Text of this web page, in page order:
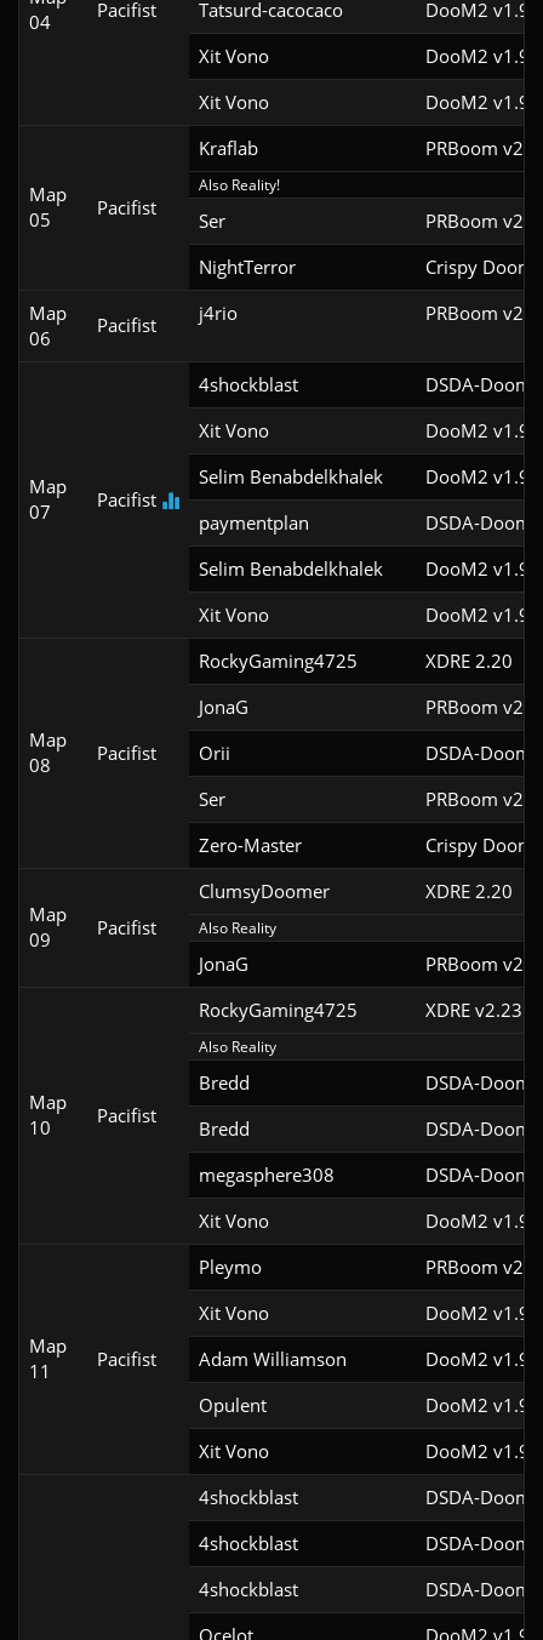
04
Pacifist
Tatsurd-cacocaco
DooM2 v1.9
Xit Vono
DooM2 v1.9f
Xit Vono
DooM2 v1.9f
Map
05
Pacifist
Kraflab PRBoom
Also Reality!
Ser
PRBoom
NightTerror
Crispy Doom
Map
06
Pacifist j4rio PRBoom
Map
07
Pacifist
4shockblast
DSDA-Doom
Xit Vono
DooM2 v1.9f
Selim Benabdelkhalek
DooM2 v1.9f
paymentplan
DSDA-Doom
Selim Benabdelkhalek
DooM2 v1.9f
Xit Vono
DooM2 v1.9f
Map
08
Pacifist
RockyGaming4725
XDRE 2.20
JonaG
PRBoom
Orii
DSDA-Doom
Ser
PRBoom
Zero-Master
Crispy Doom
Map
09
Pacifist
ClumsyDoomer XDRE 2.20
Also Reality
JonaG PRBoom
Map
10
Pacifist
RockyGaming4725 XDRE v2.23
Also Reality
Bredd
DSDA-Doom
Bredd
DSDA-Doom
megasphere308
DSDA-Doom
Xit Vono
DooM2 v1.9
Map
11
Pacifist
Pleymo
PRBoom
Xit Vono
DooM2 v1.9f
Adam Williamson
DooM2 v1.9f
Opulent
DooM2 v1.9f
Xit Vono
DooM2 v1.9f
4shockblast
DSDA-Doom
4shockblast
DSDA-Doom
4shockblast
DSDA-Doom